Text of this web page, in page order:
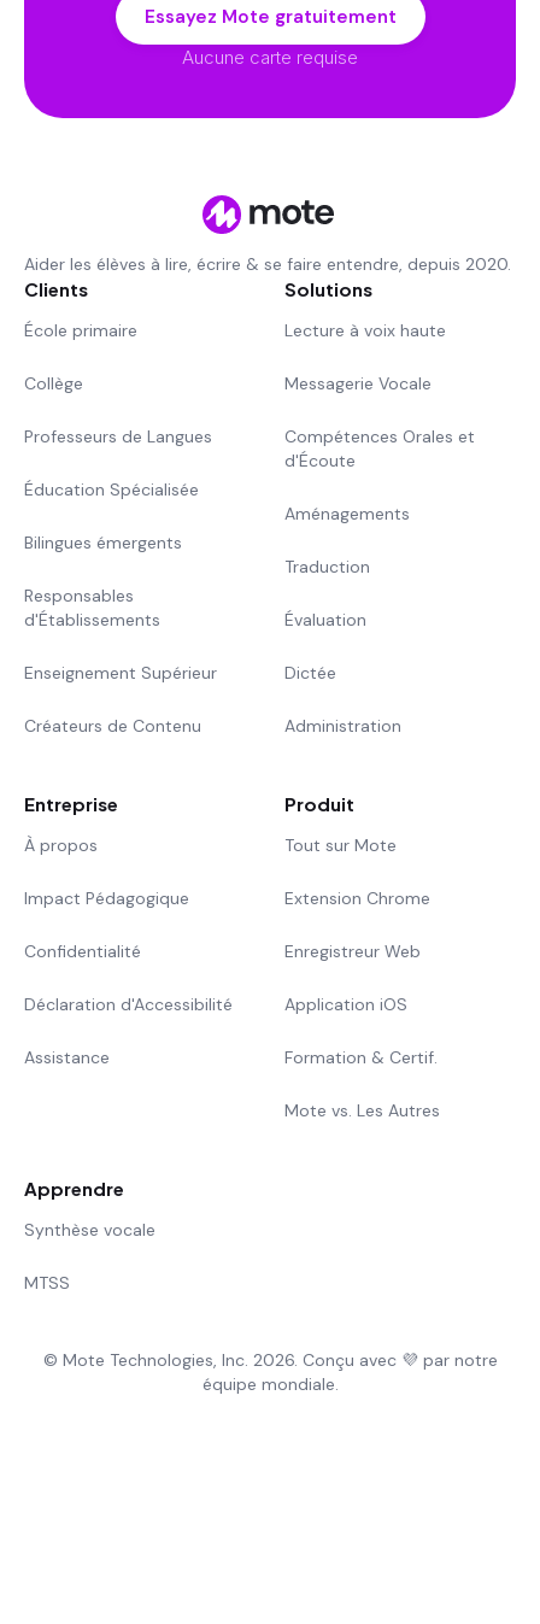
Essayez Mote gratuitement
Aucune carte requise
Aider les élèves à lire, écrire & se faire entendre, depuis 2020.
Clients
École primaire
Collège
Professeurs de Langues
Éducation Spécialisée
Bilingues émergents
Responsables
d'Établissements
Enseignement Supérieur
Créateurs de Contenu
Solutions
Lecture à voix haute
Messagerie Vocale
Compétences Orales et
d'Écoute
Aménagements
Traduction
Évaluation
Dictée
Administration
Entreprise
À propos
Impact Pédagogique
Confidentialité
Déclaration d'Accessibilité
Assistance
Produit
Tout sur Mote
Extension Chrome
Enregistreur Web
Application iOS
Formation & Certif.
Mote vs. Les Autres
Apprendre
Synthèse vocale
MTSS
© Mote Technologies, Inc. 2026. Conçu avec 💜 par notre
équipe mondiale.